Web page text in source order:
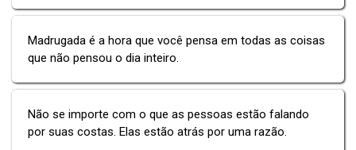
Madrugada é a hora que você pensa em todas as coisas
que não pensou o dia inteiro.
Não se importe com o que as pessoas estão falando
por suas costas. Elas estão atrás por uma razão.